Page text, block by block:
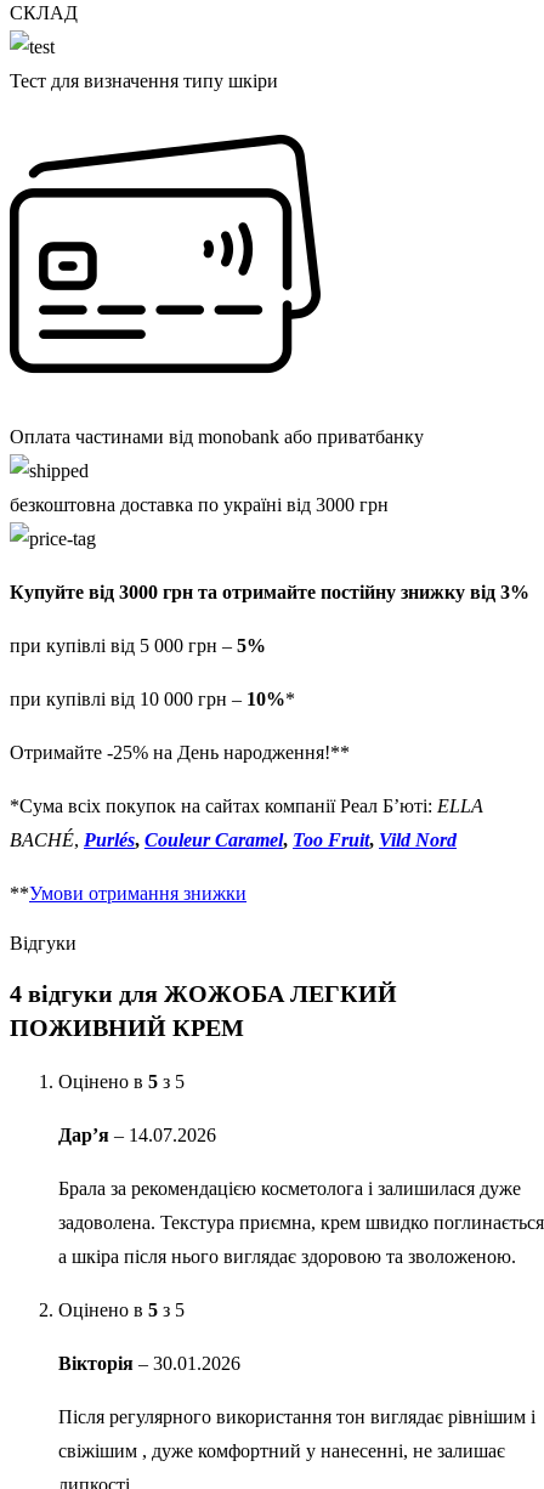
СКЛАД
Тест для визначення типу шкіри
Оплата частинами від monobank або приватбанку
безкоштовна доставка по україні від 3000 грн
Купуйте від 3000 грн та отримайте постійну знижку від 3%
при купівлі від 5 000 грн – 5%
при купівлі від 10 000 грн – 10%*
Отримайте -25% на День народження!**
*Сума всіх покупок на сайтах компанії Реал Б’юті: ELLA
BACHÉ, Purlés, Couleur Caramel, Too Fruit, Vild Nord
**Умови отримання знижки
Відгуки
4 відгуки для ЖОЖОБА ЛЕГКИЙ
ПОЖИВНИЙ КРЕМ
Оцінено в 5 з 5
Дар’я – 14.07.2026
Брала за рекомендацією косметолога і залишилася дуже
задоволена. Текстура приємна, крем швидко
а шкіра після нього виглядає здоровою та зволоженою.
Оцінено в 5 з 5
Вікторія – 30.01.2026
Після регулярного використання тон виглядає рівнішим і
свіжішим , дуже комфортний у нанесенні, не залишає
липкості.